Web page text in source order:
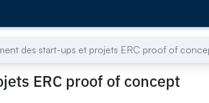
des start-ups et projets ERC proof of
ERC proof of concept